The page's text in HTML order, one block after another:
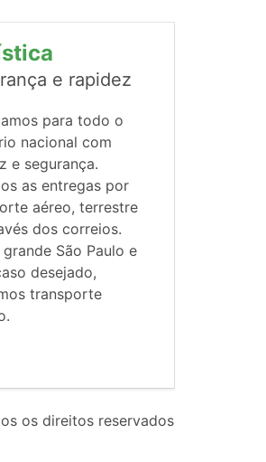
e rapidez
para todo o
nacional com
e segurança.
as entregas por
aéreo, terrestre
dos correios.
grande São Paulo e
desejado,
transporte
os direitos reservados